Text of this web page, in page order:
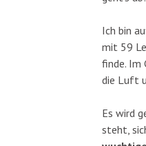
Ich bin
mit 59
finde. Im
die Luft
Es wird
steht,